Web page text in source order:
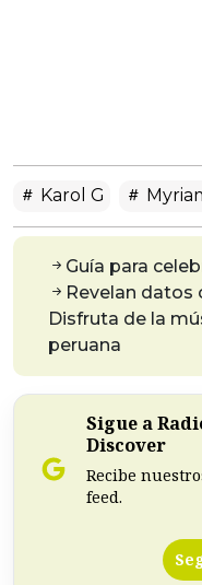
Karol G
Guía para
Revelan datos
Disfruta de la
peruana
Sigue a
Discover
Recibe
feed.